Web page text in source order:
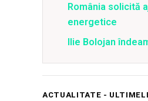
România solicită
energetice
Ilie Bolojan
ACTUALITATE -